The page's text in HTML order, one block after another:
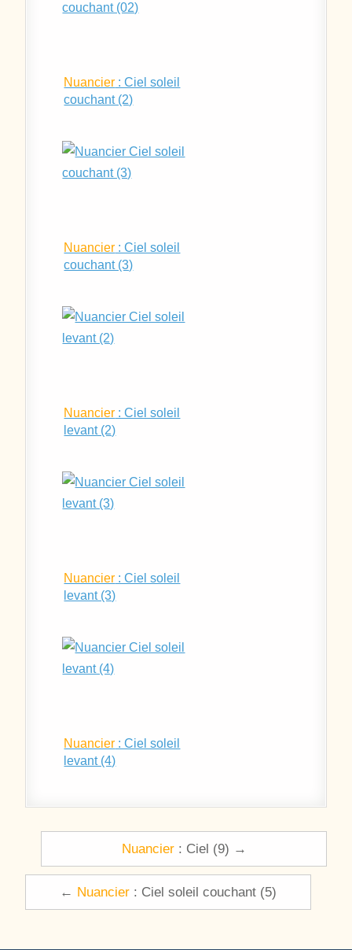
Nuancier : Ciel soleil
couchant (2)
Nuancier : Ciel soleil
couchant (3)
Nuancier : Ciel soleil
levant (2)
Nuancier : Ciel soleil
levant (3)
Nuancier : Ciel soleil
levant (4)
Navigation de l’article
Nuancier: Ciel (9) →
← Nuancier : Ciel soleil couchant (5)